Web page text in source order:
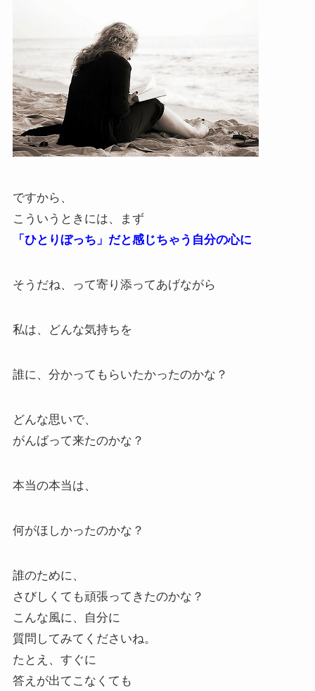
ですから、
こういうときには、まず
「ひとりぼっち」だと感じちゃう自分の心に
そうだね、って寄り添ってあげながら
私は、どんな気持ちを
誰に、分かってもらいたかったのかな？
どんな思いで、
がんばって来たのかな？
本当の本当は、
何がほしかったのかな？
誰のために、
さびしくても頑張ってきたのかな？
こんな風に、自分に
質問してみてくださいね。
たとえ、すぐに
答えが出てこなくても